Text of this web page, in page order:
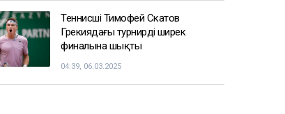
Теннисші Тимофей Скатов
Грекиядағы турнирдің ширек
финалына шықты
04:39, 06.03.2025